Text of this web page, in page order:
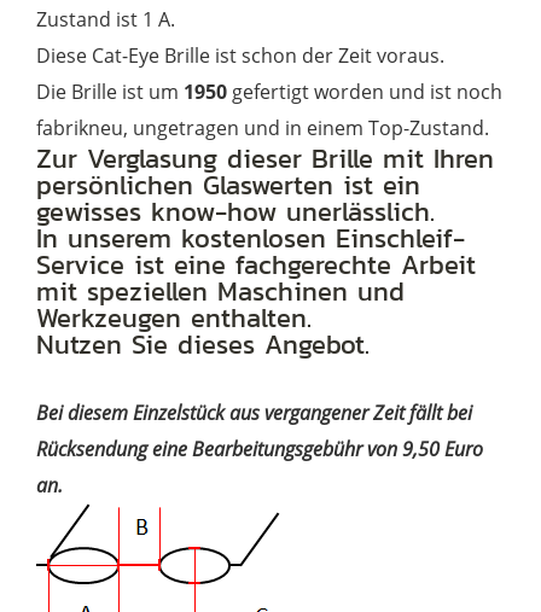
Zustand ist 1 A.
Diese Cat-Eye Brille ist schon der Zeit voraus.
Die Brille ist um 1950 gefertigt worden und ist noch
fabrikneu, ungetragen und in einem Top-Zustand.
Zur Verglasung dieser Brille mit Ihren
persönlichen Glaswerten ist ein
gewisses know-how unerlässlich.
In unserem kostenlosen Einschleif-
Service ist eine fachgerechte Arbeit
mit speziellen Maschinen und
Werkzeugen enthalten.
Nutzen Sie dieses Angebot.
Bei diesem Einzelstück aus vergangener Zeit fällt bei
Rücksendung eine Bearbeitungsgebühr von 9,50 Euro
an.